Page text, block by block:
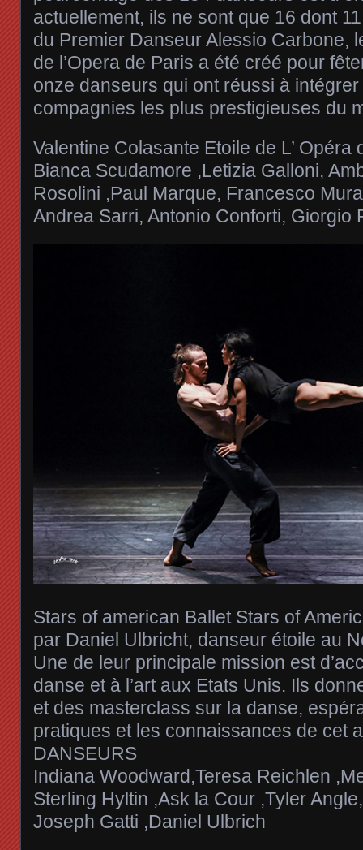
actuellement, ils ne sont que 16 dont
du Premier Danseur Alessio Carbone,
de l’Opera de Paris a été créé pour
onze danseurs qui ont réussi à intégrer
compagnies les plus prestigieuses du
Valentine Colasante Etoile de L’ Opéra
Bianca Scudamore ,Letizia Galloni,
Rosolini ,Paul Marque, Francesco
Andrea Sarri, Antonio Conforti, Giorgio
Stars of american Ballet Stars of
par Daniel Ulbricht, danseur étoile au
Une de leur principale mission est
danse et à l’art aux Etats Unis. Ils
et des masterclass sur la danse,
pratiques et les connaissances de cet
DANSEURS
Indiana Woodward,Teresa Reichlen
Sterling Hyltin ,Ask la Cour ,Tyler
Joseph Gatti ,Daniel Ulbrich